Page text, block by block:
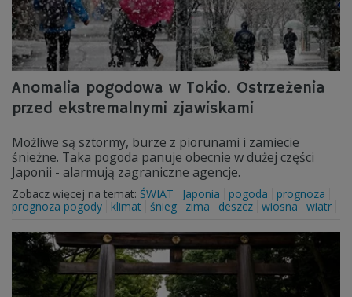
Anomalia pogodowa w Tokio. Ostrzeżenia
przed ekstremalnymi zjawiskami
Możliwe są sztormy, burze z piorunami i zamiecie
śnieżne. Taka pogoda panuje obecnie w dużej części
Japonii - alarmują zagraniczne agencje.
Zobacz więcej na temat: ŚWIAT Japonia pogoda
prognoza
prognoza pogody
klimat śnieg zima deszcz wiosna wiatr